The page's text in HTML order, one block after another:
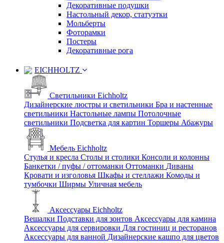
Декоративные подушки
Настольный декор, статуэтки
Мольберты
Фоторамки
Постеры
Декоративные рога
EICHHOLTZ
Светильники Eichholtz
Дизайнерские люстры и светильники Бра и настенные
светильники Настольные лампы Потолочные
светильники Подсветка для картин Торшеры Абажуры
Мебель Eichholtz
Стулья и кресла Столы и столики Консоли и колонны
Банкетки / пуфы / оттоманки Оттоманки Диваны
Кровати и изголовья Шкафы и стеллажи Комоды и
тумбочки Ширмы Уличная мебель
Аксессуары Eichholtz
Вешалки Подставки для зонтов Аксессуары для камина
Аксессуары для сервировки Для гостиниц и ресторанов
Аксессуары для ванной Дизайнерские кашпо для цветов